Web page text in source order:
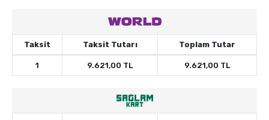
Taksit Taksit Tutarı Toplam Tutar
1 9.621,00 TL 9.621,00 TL